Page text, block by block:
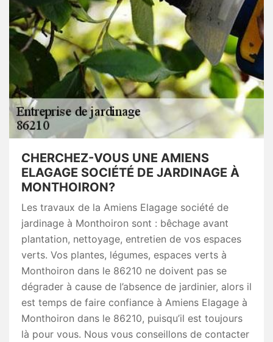
CHERCHEZ-VOUS UNE AMIENS
ELAGAGE SOCIÉTÉ DE JARDINAGE À
MONTHOIRON?
Les travaux de la Amiens Elagage société de
jardinage à Monthoiron sont : bêchage avant
plantation, nettoyage, entretien de vos espaces
verts. Vos plantes, légumes, espaces verts à
Monthoiron dans le 86210 ne doivent pas se
dégrader à cause de l’absence de jardinier, alors il
est temps de faire confiance à Amiens Elagage à
Monthoiron dans le 86210, puisqu’il est toujours
là pour vous. Nous vous conseillons de contacter